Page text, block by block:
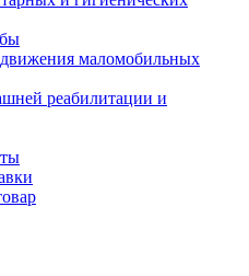
маломобильных
реабилитации и